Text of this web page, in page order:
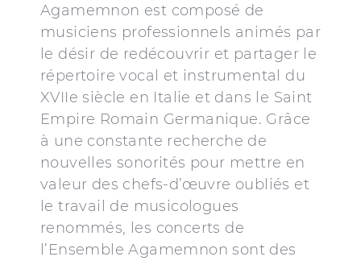
Agamemnon est composé de
musiciens professionnels animés par
le désir de redécouvrir et partager le
répertoire vocal et instrumental du
XVIIe siècle en Italie et dans le Saint
Empire Romain Germanique. Grâce
à une constante recherche de
nouvelles sonorités pour mettre en
valeur des chefs-d’œuvre oubliés et
le travail de musicologues
renommés, les concerts de
l’Ensemble Agamemnon sont des